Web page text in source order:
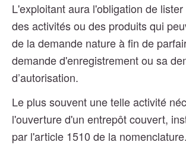
L'exploitant aura l'obligation de
des activités ou des produits qui
de la demande nature à fin de
demande d'enregistrement ou sa
d’autorisation.
Le plus souvent une telle activité
l'ouverture d'un entrepôt couvert,
par l'article 1510 de la nomenclature.